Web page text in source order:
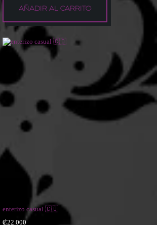
AÑADIR AL CARRITO
enterizo casual 🇨🇴
₡22.000